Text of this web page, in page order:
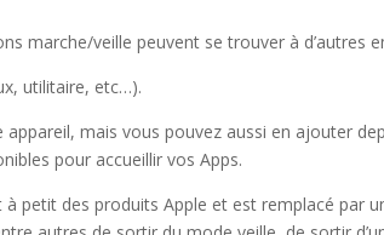
marche/veille peuvent se trouver à d’autres
utilitaire, etc…).
mais vous pouvez aussi en ajouter
pour accueillir vos Apps.
à petit des produits Apple et est remplacé par